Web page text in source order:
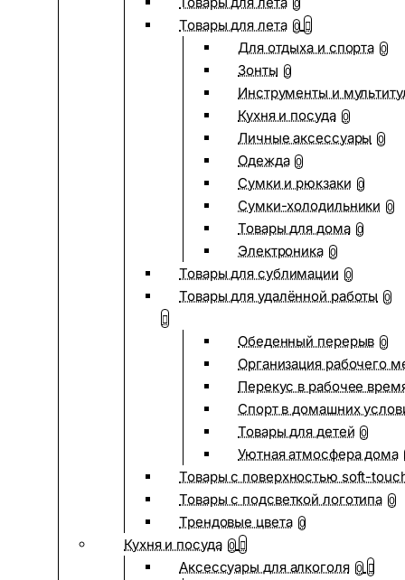
0
Товары для лета 0
Для отдыха и спорта 0
Зонты 0
Инструменты и
Кухня и посуда 0
Личные аксессуары 0
Одежда 0
Сумки и рюкзаки 0
Сумки-холодильники 0
Товары для дома 0
Электроника 0
Товары для сублимации 0
Товары для удалённой работы 0
Обеденный перерыв 0
Организация рабочего
Перекус в рабочее
Спорт в домашних
Товары для детей 0
Уютная атмосфера дома
Товары с поверхностью soft-
Товары с подсветкой логотипа 0
Трендовые цвета 0
Кухня и посуда 0
Аксессуары для алкоголя 0